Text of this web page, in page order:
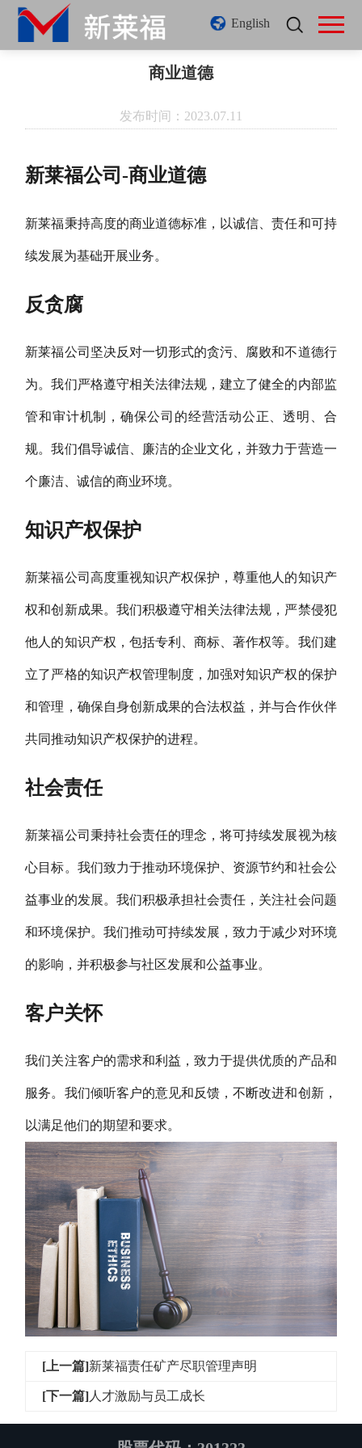
English
商业道德
发布时间：2023.07.11
新莱福公司-商业道德
新莱福秉持高度的商业道德标准，以诚信、责任和可持
续发展为基础开展业务。
反贪腐
新莱福公司坚决反对一切形式的贪污、腐败和不道德行
为。我们严格遵守相关法律法规，建立了健全的内部监
管和审计机制，确保公司的经营活动公正、透明、合
规。我们倡导诚信、廉洁的企业文化，并致力于营造一
个廉洁、诚信的商业环境。
知识产权保护
新莱福公司高度重视知识产权保护，尊重他人的知识产
权和创新成果。我们积极遵守相关法律法规，严禁侵犯
他人的知识产权，包括专利、商标、著作权等。我们建
立了严格的知识产权管理制度，加强对知识产权的保护
和管理，确保自身创新成果的合法权益，并与合作伙伴
共同推动知识产权保护的进程。
社会责任
新莱福公司秉持社会责任的理念，将可持续发展视为核
心目标。我们致力于推动环境保护、资源节约和社会公
益事业的发展。我们积极承担社会责任，关注社会问题
和环境保护。我们推动可持续发展，致力于减少对环境
的影响，并积极参与社区发展和公益事业。
客户关怀
我们关注客户的需求和利益，致力于提供优质的产品和
服务。我们倾听客户的意见和反馈，不断改进和创新，
以满足他们的期望和要求。
[上一篇]新莱福责任矿产尽职管理声明
[下一篇] 人才激励与员工成长